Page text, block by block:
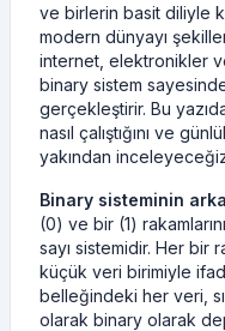
ve birlerin basit diliyle
modern dünyayı
internet, elektronikler
binary sistem
gerçekleştirir. Bu
nasıl çalıştığını ve
yakından
Binary sisteminin
(0) ve bir (1)
sayı sistemidir. Her bir
küçük veri birimiyle
belleğindeki her veri,
olarak binary olarak